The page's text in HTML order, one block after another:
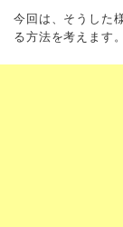
今回は、そうした
る方法を考えます。